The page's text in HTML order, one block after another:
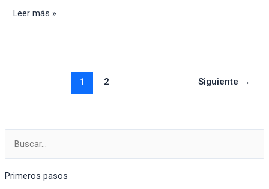
Primeros pasos
¿Cómo
Leer más »
1 2 Siguiente →